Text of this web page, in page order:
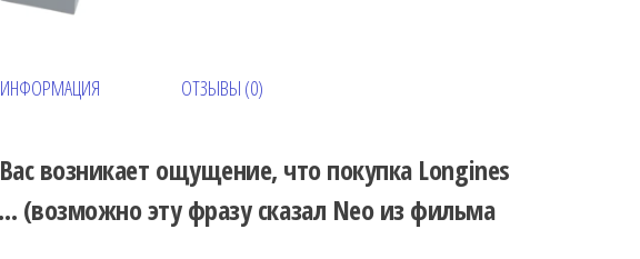
ОТЗЫВЫ (0)
возникает ощущение, что покупка Longines
(возможно эту фразу сказал Neo из фильма